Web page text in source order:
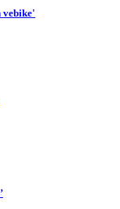
vebike'